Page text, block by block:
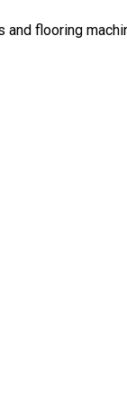
and flooring